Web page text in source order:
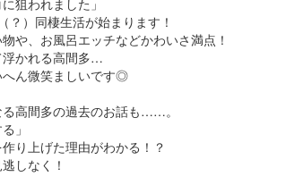
狙われました」
？）同棲生活が始まります！
や、お風呂エッチなどかわいさ満点！
浮かれる高間多…
へん微笑ましいです◎
高間多の過去のお話も……。
」
り上げた理由がわかる！？
しなく！